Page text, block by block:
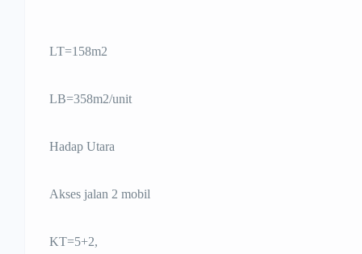
LT=158m2
LB=358m2/unit
Hadap Utara
Akses jalan 2 mobil
KT=5+2,